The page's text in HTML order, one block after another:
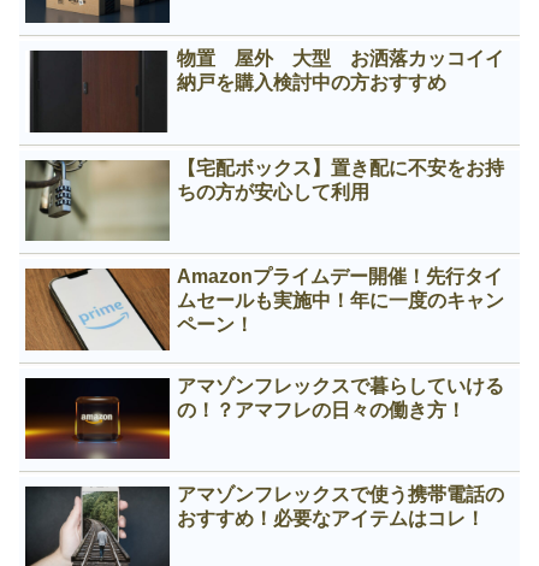
物置 屋外 大型 お洒落カッコイイ
納戸を購入検討中の方おすすめ
【宅配ボックス】置き配に不安をお持
ちの方が安心して利用
Amazonプライムデー開催！先行タイ
ムセールも実施中！年に一度のキャン
ペーン！
アマゾンフレックスで暮らしていける
の！？アマフレの日々の働き方！
アマゾンフレックスで使う携帯電話の
おすすめ！必要なアイテムはコレ！